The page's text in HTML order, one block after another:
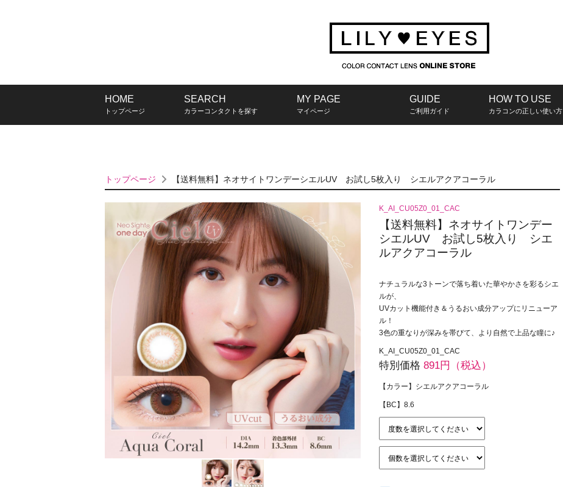
トップページ 【送料無料】ネオサイトワンデーシエルUV お試し5枚入り シエルアクアコーラル
K_AI_CU05Z0_01_CAC
【送料無料】ネオサイトワンデー
シエルUV お試し5枚入り シエ
ルアクアコーラル
ナチュラルな3トーンで落ち着いた華やかさを彩るシエ
ルが、
UVカット機能付き＆うるおい成分アップにリニューア
ル！
3色の重なりが深みを帯びて、より自然で上品な瞳に♪
K_AI_CU05Z0_01_CAC
特別価格 891円（税込）
【カラー】シエルアクアコーラル
【BC】8.6
HOME
トップページ
SEARCH
カラーコンタクトを探す
MY PAGE
マイページ
GUIDE
ご利用ガイド
HOW TO USE
カラコンの正しい使い方